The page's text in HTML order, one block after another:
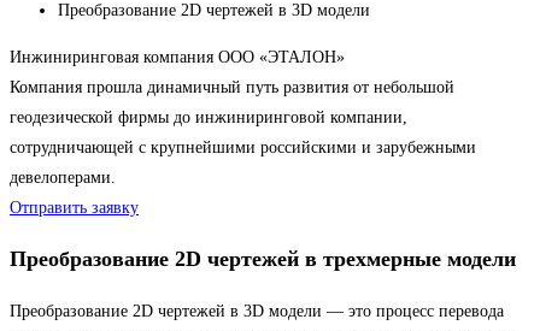
Преобразование 2D чертежей в 3D модели
Инжиниринговая компания ООО «ЭТАЛОН»
Компания прошла динамичный путь развития от небольшой
геодезической фирмы до инжиниринговой компании,
сотрудничающей с крупнейшими российскими и зарубежными
девелоперами.
Отправить заявку
Преобразование 2D чертежей в трехмерные модели
Преобразование 2D чертежей в 3D модели — это процесс перевода